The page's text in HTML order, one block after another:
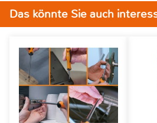
Das könnte Sie auch